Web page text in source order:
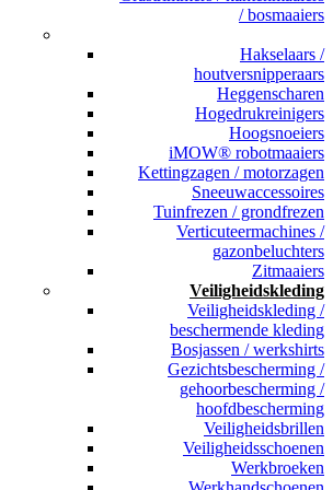
/ bosmaaiers
Hakselaars /
houtversnipperaars
Heggenscharen
Hogedrukreinigers
Hoogsnoeiers
iMOW® robotmaaiers
Kettingzagen / motorzagen
Sneeuwaccessoires
Tuinfrezen / grondfrezen
Verticuteermachines /
gazonbeluchters
Zitmaaiers
Veiligheidskleding
Veiligheidskleding /
beschermende kleding
Bosjassen / werkshirts
Gezichtsbescherming /
gehoorbescherming /
hoofdbescherming
Veiligheidsbrillen
Veiligheidsschoenen
Werkbroeken